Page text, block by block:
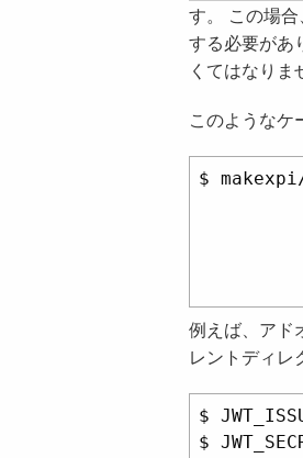
す。 この場
する必要があ
くてはなりま
このようなケ
$
例えば、アド
レントディレ
$
$